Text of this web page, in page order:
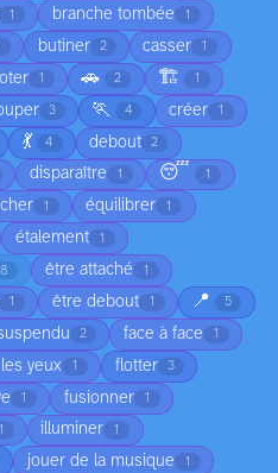
1 branche tombée 1
butiner 2 casser 1
1 🚗 2 🏗️ 1
3 🏃 4 créer 1
💃 4 debout 2
disparaître 1 😴 1
1 équilibrer 1
étalement 1
8 être attaché 1
1 être debout 1 📍 5
2 face à face 1
yeux 1 flotter 3
1 fusionner 1
1 illuminer 1
jouer de la musique 1